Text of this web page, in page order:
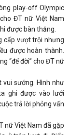
play-off Olympic
ĐT nữ Việt Nam
được bàn thắng.
cấp vượt trội nhưng
được hoàn thành.
“để đời” cho ĐT nữ
vui sướng. Hình như
ghi được vào lưới
trả lời phỏng vấn
nữ Việt Nam đã gặp